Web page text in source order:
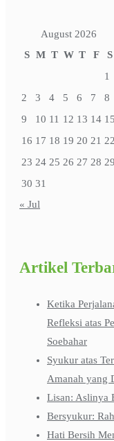
August 2026
S M T W T F
S
1
2
3 4 5 6 7
8
9
10 11 12 13 14 15
16 17 18 19 20 21 22
23 24 25 26 27 28 29
30 31
« Jul
Artikel
Ketika
Refleksi atas
Soebahar
Syukur atas
Amanah yang
Lisan: Aslinya
Bersyukur:
Hati Bersih